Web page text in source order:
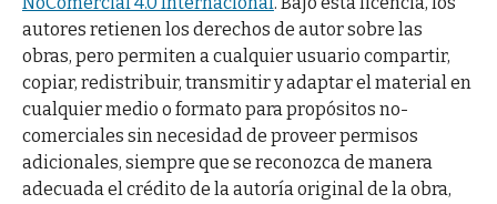
autores retienen los derechos de autor sobre las
obras, pero permiten a cualquier usuario compartir,
copiar, redistribuir, transmitir y adaptar el material en
cualquier medio o formato para propósitos no-
comerciales sin necesidad de proveer permisos
adicionales, siempre que se reconozca de manera
adecuada el crédito de la autoría original de la obra,